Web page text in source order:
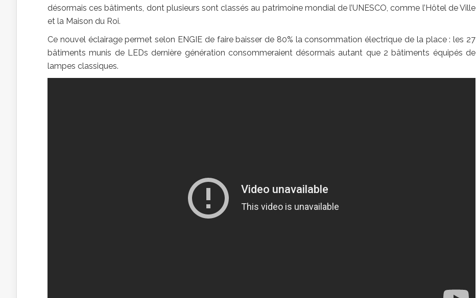
désormais ces bâtiments, dont plusieurs sont classés au patrimoine mondial de l’UNESCO, comme l’Hôtel de Ville
et la Maison du Roi.
Ce nouvel éclairage permet selon ENGIE de faire baisser de 80% la consommation électrique de la place : les 27
bâtiments munis de LEDs dernière génération consommeraient désormais autant que 2 bâtiments équipés de
lampes classiques.